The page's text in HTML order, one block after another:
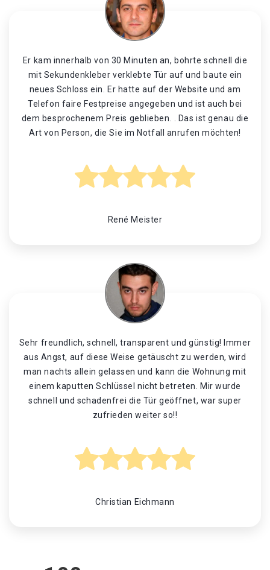
Er kam innerhalb von 30 Minuten an, bohrte schnell die
mit Sekundenkleber verklebte Tür auf und baute ein
neues Schloss ein. Er hatte auf der Website und am
Telefon faire Festpreise angegeben und ist auch bei
dem besprochenem Preis geblieben. . Das ist genau die
Art von Person, die Sie im Notfall anrufen möchten!
René Meister
Sehr freundlich, schnell, transparent und günstig! Immer
aus Angst, auf diese Weise getäuscht zu werden, wird
man nachts allein gelassen und kann die Wohnung mit
einem kaputten Schlüssel nicht betreten. Mir wurde
schnell und schadenfrei die Tür geöffnet, war super
zufrieden weiter so!!
Christian Eichmann